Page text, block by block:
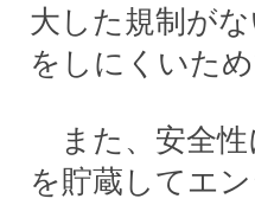
大した規制が
をしにくいため
また、安全性
を貯蔵してエ